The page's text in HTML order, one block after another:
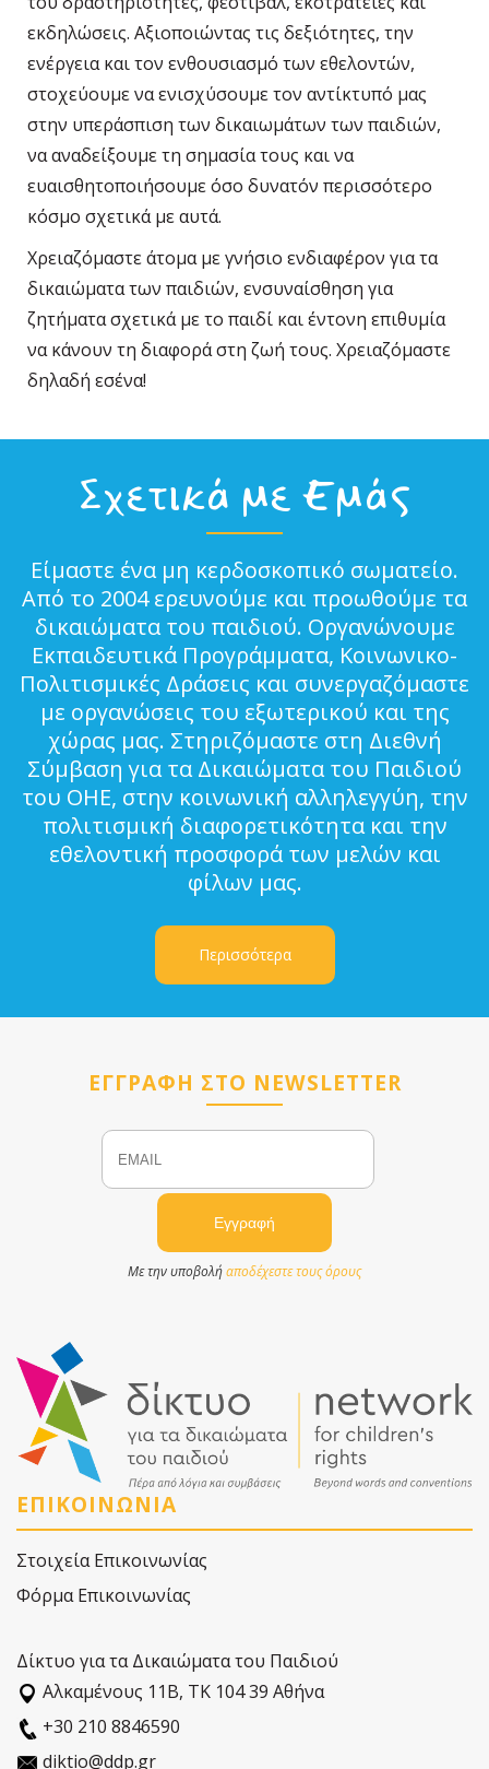
εκδηλώσεις. Αξιοποιώντας τις δεξιότητες, την
ενέργεια και τον ενθουσιασμό των εθελοντών,
στοχεύουμε να ενισχύσουμε τον αντίκτυπό μας
στην υπεράσπιση των δικαιωμάτων των παιδιών,
να αναδείξουμε τη σημασία τους και να
ευαισθητοποιήσουμε όσο δυνατόν περισσότερο
κόσμο σχετικά με αυτά.
Χρειαζόμαστε άτομα με γνήσιο ενδιαφέρον για τα
δικαιώματα των παιδιών, ενσυναίσθηση για
ζητήματα σχετικά με το παιδί και έντονη επιθυμία
να κάνουν τη διαφορά στη ζωή τους. Χρειαζόμαστε
δηλαδή εσένα!
Σχετικά με Εμάς
Είμαστε ένα μη κερδοσκοπικό σωματείο.
Από το 2004 ερευνούμε και προωθούμε τα
δικαιώματα του παιδιού. Οργανώνουμε
Εκπαιδευτικά Προγράμματα, Κοινωνικο-
Πολιτισμικές Δράσεις και συνεργαζόμαστε
με οργανώσεις του εξωτερικού και της
χώρας μας. Στηριζόμαστε στη Διεθνή
Σύμβαση για τα Δικαιώματα του Παιδιού
του ΟΗΕ, στην κοινωνική αλληλεγγύη, την
πολιτισμική διαφορετικότητα και την
εθελοντική προσφορά των μελών και
φίλων μας.
Περισσότερα
ΕΓΓΡΑΦΗ ΣΤΟ NEWSLETTER
Email
Με την υποβολήαποδέχεστε τους όρους
ΕΠΙΚΟΙΝΩΝΙΑ
Στοιχεία Επικοινωνίας
Φόρμα Επικοινωνίας
Δίκτυο για τα Δικαιώματα του Παιδιού
Αλκαµένους 11Β, ΤΚ 104 39 Αθήνα
+30 210 8846590
diktio@ddp.gr